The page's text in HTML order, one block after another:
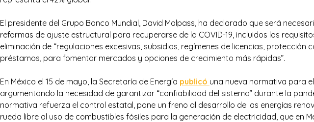
El presidente del Grupo Banco Mundial, David Malpass, ha declarado que será
reformas de ajuste estructural para recuperarse de la COVID-19, incluidos los
eliminación de “regulaciones excesivas, subsidios, regímenes de licencias, protección
préstamos, para fomentar mercados y opciones de crecimiento más rápidas”.
En México el 15 de mayo, la Secretaría de Energía publicó una nueva normativa para
argumentando la necesidad de garantizar “confiabilidad del sistema” durante la
normativa refuerza el control estatal, pone un freno al desarrollo de las energías
rueda libre al uso de combustibles fósiles para la generación de electricidad, que en